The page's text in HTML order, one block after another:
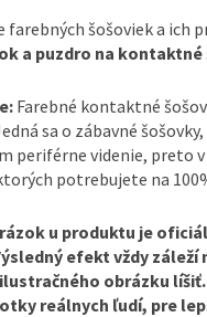
farebných šošoviek a ich
a puzdro na kontaktné
Farebné kontaktné
sa o zábavné
periférne videnie, preto
potrebujete na
u produktu je
efekt vždy
obrázku
reálnych ľudí, pre